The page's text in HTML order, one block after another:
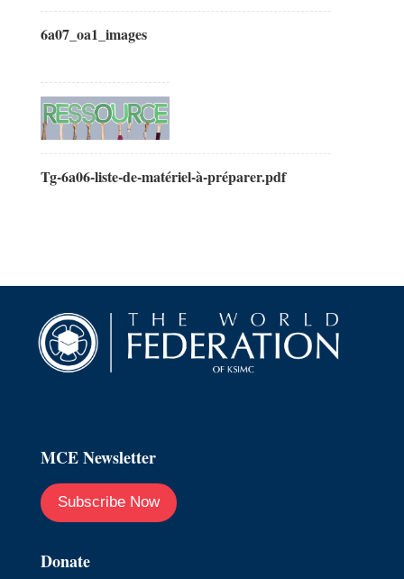
6a07_oa1_images
Tg-6a06-liste-de-matériel-à-préparer.pdf
MCE Newsletter
Subscribe Now
Donate